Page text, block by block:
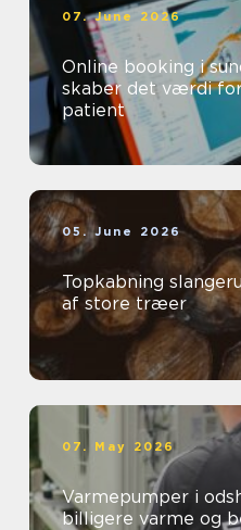
07. June 2026
Online booking i
skaber det værdi
patient
05. June 2026
Topkabning slangerup sikker
af store træer
07. May 2026
Varmepumper i
billigere varme og